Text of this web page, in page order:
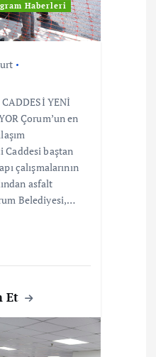
Haberleri
YENİ
Çorum’un en
Caddesi baştan
çalışmalarının
asfalt
Belediyesi,…
Et